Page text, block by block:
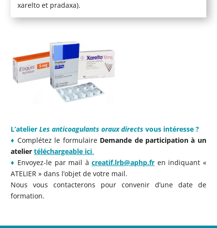
xarelto et pradaxa).
L’atelierLes anticoagulants oraux directsvous intéresse ?
♦Complétez le formulaire Demande de participation à un
ateliertéléchargeable ici.
♦ Envoyez-le par mail àcreatif.lrb@aphp.fr en indiquant «
ATELIER » dans l’objet de votre mail.
Nous vous contacterons pour convenir d’une date de
formation.